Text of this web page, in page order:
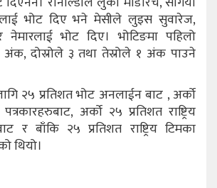
भोट दिए भने मेसीले लुइस सुवारेज,
भोट दिए। भोटिङमा पहिलो
दोस्रोले ३ तथा तेस्रोले १ अंक पाउने
२५ प्रतिशत भोट अनलाईन बाट , अर्को
अर्को २५ प्रतिशत राष्ट्रिय
र बाँकि २५ प्रतिशत राष्ट्रिय टिमका
थियो।